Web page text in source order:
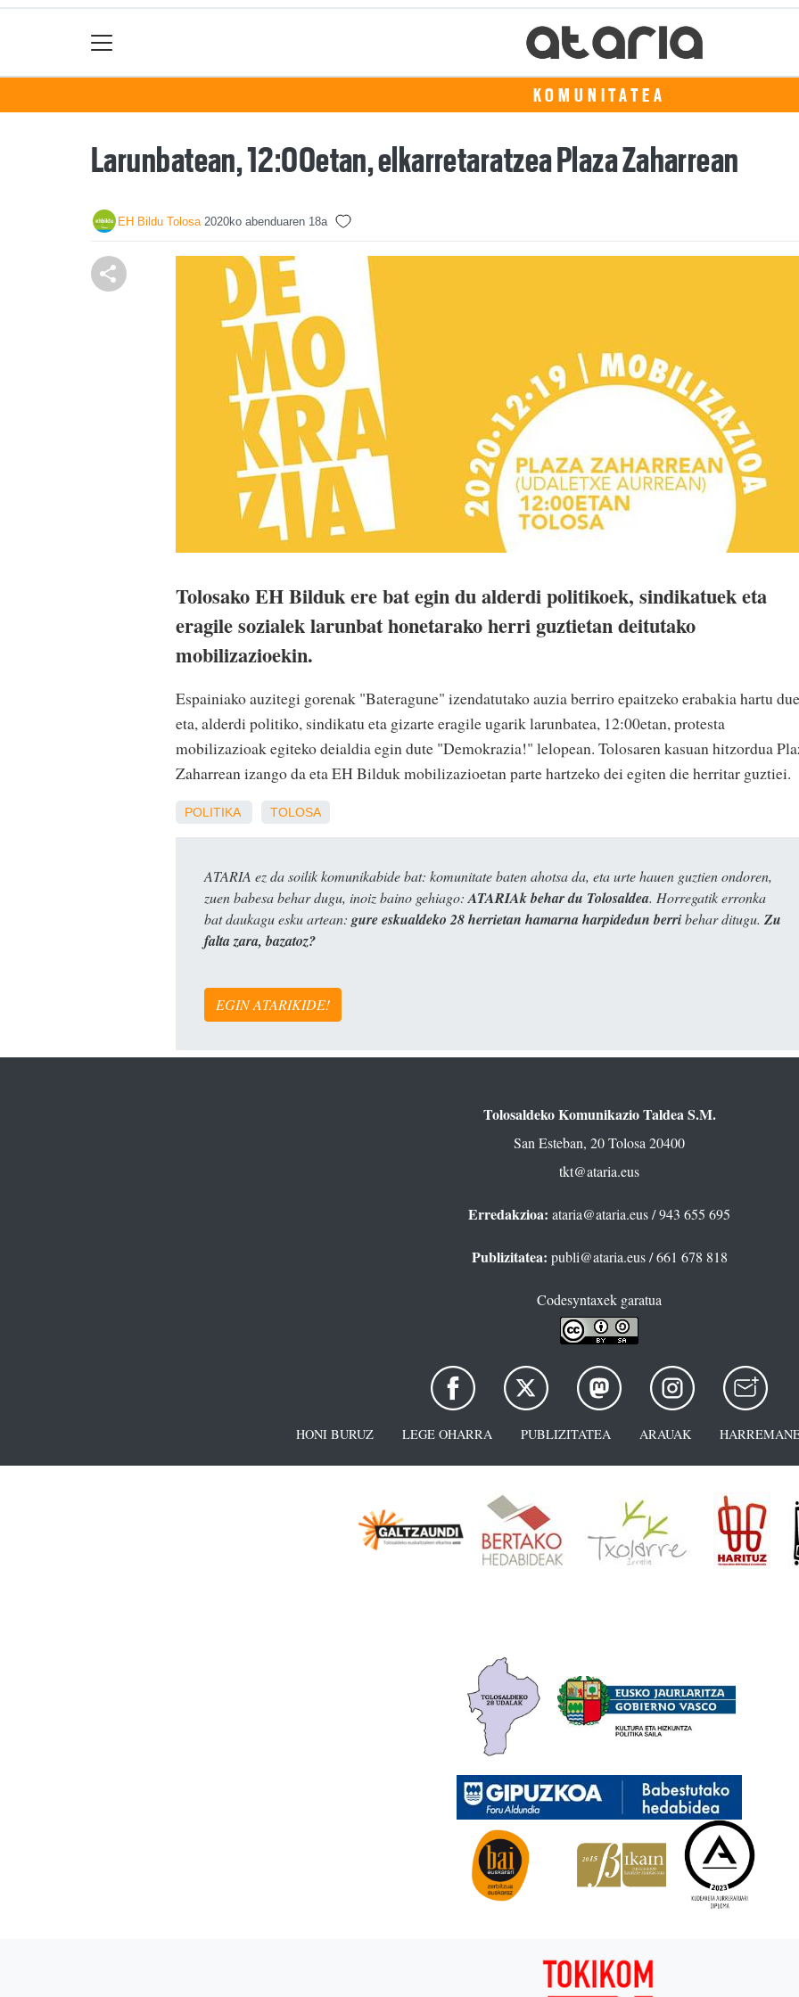
KOMUNITATEA
Larunbatean, 12:00etan, elkarretaratzea Plaza Zaharrean
EH Bildu Tolosa 2020ko abenduaren 18a
Tolosako EH Bilduk ere bat egin du alderdi politikoek, sindikatuek eta
eragile sozialek larunbat honetarako herri guztietan deitutako
mobilizazioekin.
Espainiako auzitegi gorenak "Bateragune" izendatutako auzia berriro epaitzeko erabakia hartu
eta, alderdi politiko, sindikatu eta gizarte eragile ugarik larunbatea, 12:00etan, protesta
mobilizazioak egiteko deialdia egin dute "Demokrazia!" lelopean. Tolosaren kasuan hitzordua
Zaharrean izango da eta EH Bilduk mobilizazioetan parte hartzeko dei egiten die herritar guztiei.
POLITIKA TOLOSA
ATARIA ez da soilik komunikabide bat: komunitate baten ahotsa da, eta urte hauen guztien ondoren,
zuen babesa behar dugu, inoiz baino gehiago: ATARIAk behar du Tolosaldea. Horregatik erronka
bat daukagu esku artean: gure eskualdeko 28 herrietan hamarna harpidedun berribehar ditugu. Zu
falta zara, bazatoz?
EGIN ATARIKIDE!
Tolosaldeko Komunikazio Taldea S.M.
San Esteban, 20 Tolosa 20400
tkt@ataria.eus
Erredakzioa: ataria@ataria.eus/ 943 655 695
Publizitatea: publi@ataria.eus/ 661 678 818
Codesyntaxek garatua
HONI BURUZ LEGE OHARRA PUBLIZITATEA ARAUAK